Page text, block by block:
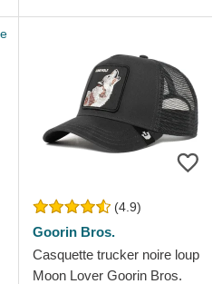
(4.9)
Goorin Bros.
Casquette trucker noire loup
Moon Lover Goorin Bros.